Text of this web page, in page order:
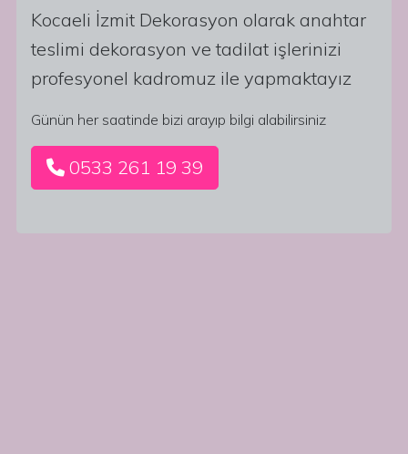
Kocaeli İzmit Dekorasyon olarak anahtar
teslimi dekorasyon ve tadilat işlerinizi
profesyonel kadromuz ile yapmaktayız
Günün her saatinde bizi arayıp bilgi alabilirsiniz
0533 261 19 39